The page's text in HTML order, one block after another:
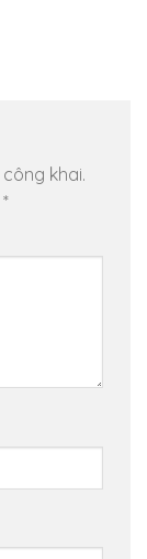
khai.
*